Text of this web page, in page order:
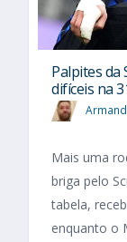
Palpites da
difíceis na
Mais uma
briga pelo
tabela,
enquanto o